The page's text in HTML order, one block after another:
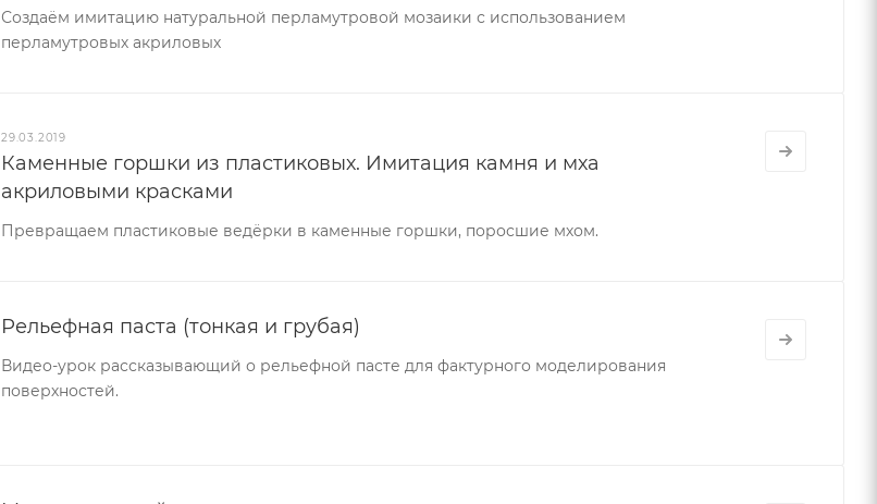
Создаём имитацию натуральной перламутровой мозаики с использованием
перламутровых акриловых
29.03.2019
Каменные горшки из пластиковых. Имитация камня и мха
акриловыми красками
Превращаем пластиковые ведёрки в каменные горшки, поросшие мхом.
Рельефная паста (тонкая и грубая)
Видео-урок рассказывающий о рельефной пасте для фактурного моделирования
поверхностей.